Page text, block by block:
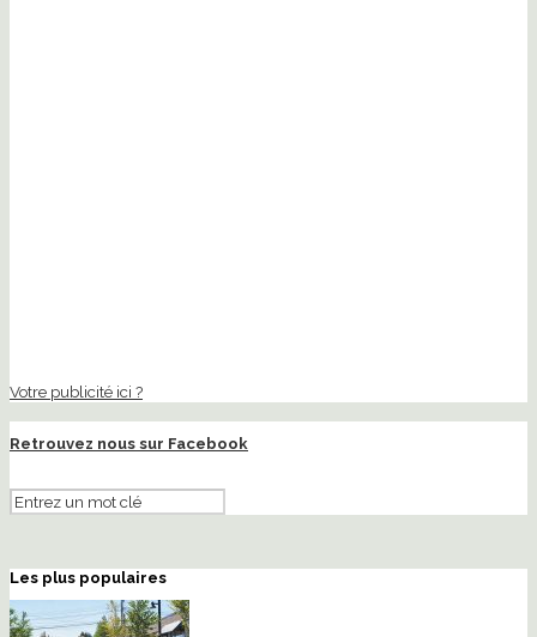
Votre publicité ici ?
Retrouvez nous sur Facebook
Les plus populaires